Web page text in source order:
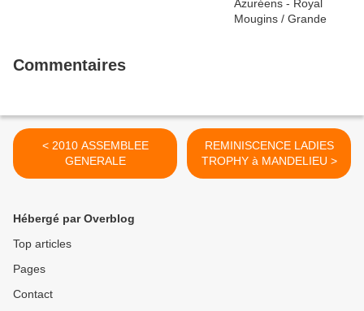
Commentaires
< 2010 ASSEMBLEE
GENERALE
REMINISCENCE LADIES
TROPHY à MANDELIEU >
Hébergé par Overblog
Top articles
Pages
Contact